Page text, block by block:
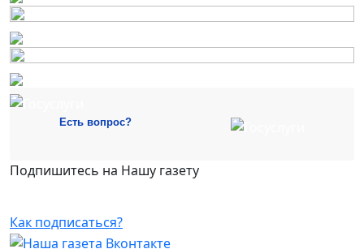
Есть вопрос?
Подпишитесь на Нашу газету
Как подписаться?